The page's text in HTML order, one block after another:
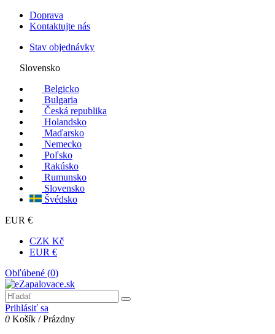
Doprava
Kontaktujte nás
Stav objednávky
Slovensko
Belgicko
Bulgaria
Česká republika
Holandsko
Maďarsko
Nemecko
Poľsko
Rakúsko
Rumunsko
Slovensko
Švédsko
EUR €
CZK Kč
EUR €
Obľúbené (0)
Prihlásiť sa
0 Košík /Prázdny